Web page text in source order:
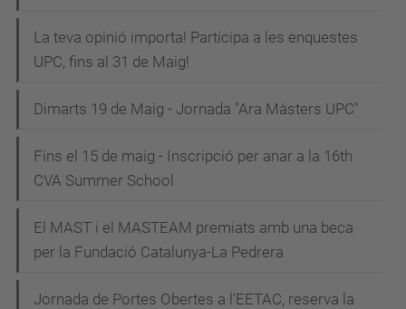
La teva opinió importa! Participa a les enquestes
UPC, fins al 31 de Maig!
Dimarts 19 de Maig - Jornada "Ara Màsters UPC"
Fins el 15 de maig - Inscripció per anar a la 16th
CVA Summer School
El MAST i el MASTEAM premiats amb una beca
per la Fundació Catalunya-La Pedrera
Jornada de Portes Obertes a l'EETAC, reserva la